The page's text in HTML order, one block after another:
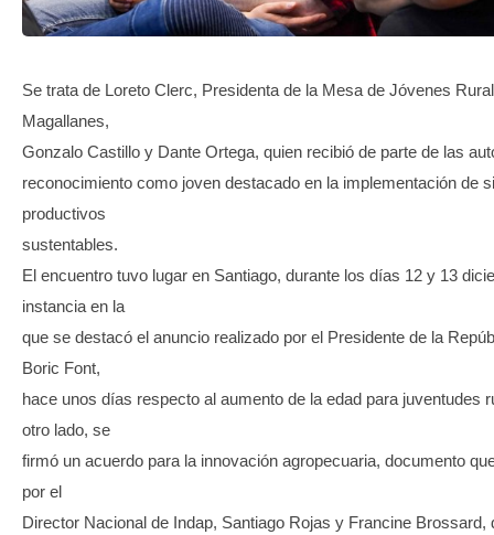
Se trata de Loreto Clerc, Presidenta de la Mesa de Jóvenes
Magallanes,
Gonzalo Castillo y Dante Ortega, quien recibió de parte de las
reconocimiento como joven destacado en la implementación de
productivos
sustentables.
El encuentro tuvo lugar en Santiago, durante los días 12 y 13
instancia en la
que se destacó el anuncio realizado por el Presidente de la
Boric Font,
hace unos días respecto al aumento de la edad para juventudes
otro lado, se
firmó un acuerdo para la innovación agropecuaria, documento
por el
Director Nacional de Indap, Santiago Rojas y Francine Brossard,